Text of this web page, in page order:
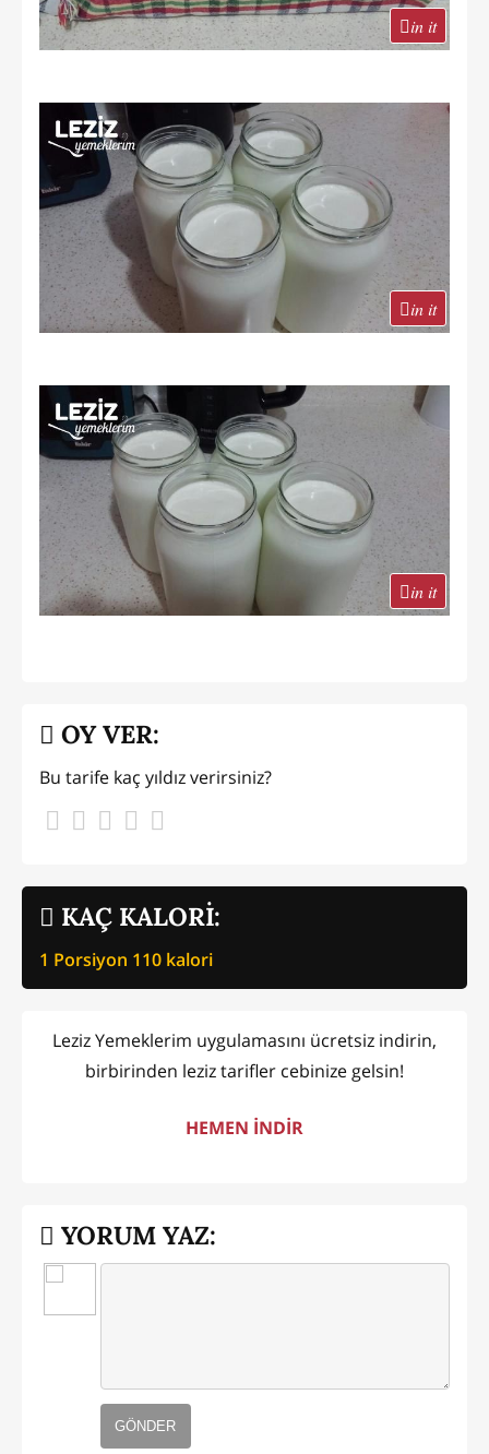
in it
in it
in it
KAÇ KALORİ:
1 Porsiyon 110 kalori
OY VER:
Bu tarife kaç yıldız verirsiniz?
Leziz Yemeklerim uygulamasını ücretsiz indirin,
birbirinden leziz tarifler cebinize gelsin!
HEMEN İNDİR
YORUM YAZ:
GÖNDER